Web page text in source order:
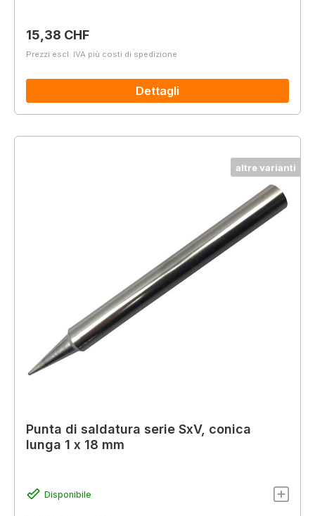
Prezzo normale:
15,38 CHF
Prezzi escl. IVA più costi di spedizione
Dettagli
altre varianti
Punta di saldatura serie SxV, conica
lunga 1 x 18 mm
Disponibile